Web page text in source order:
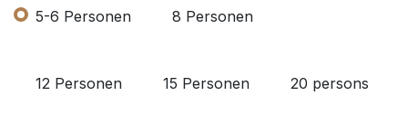
5-6 Personen 8 Personen
12 Personen 15 Personen 20 persons